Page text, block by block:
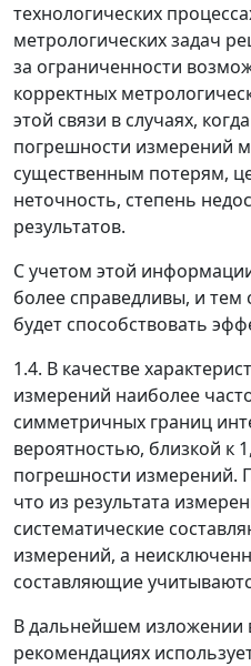
технологических
метрологических задач
за ограниченности
корректных
этой связи в случаях,
погрешности измерений
существенным потерям,
неточность, степень
результатов.
С учетом этой
более справедливы, и
будет способствовать
1.4. В качестве
измерений наиболее
симметричных границ
вероятностью, близкой к
погрешности измерений.
что из результата
систематические
измерений, а
составляющие
В дальнейшем изложении
рекомендациях